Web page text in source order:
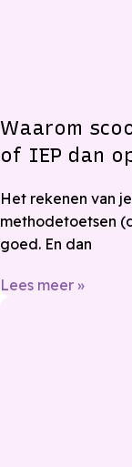
Waarom
of IEP dan
Het rekenen van
methodetoetsen
goed. En dan
Lees meer »